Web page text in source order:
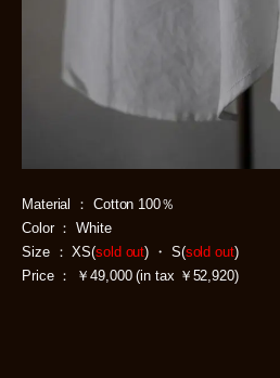
Material ： Cotton 100％
Color ： White
Size ： XS(sold out) ・ S(sold out)
Price ： ￥49,000 (in tax ￥52,920)